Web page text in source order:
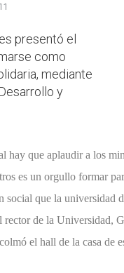
presentó el
como
mediante
y
hay que aplaudir a los
es un orgullo formar
que la universidad
de la Universidad,
el hall de la casa de